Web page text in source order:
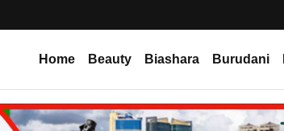
Home Beauty Biashara Burudani